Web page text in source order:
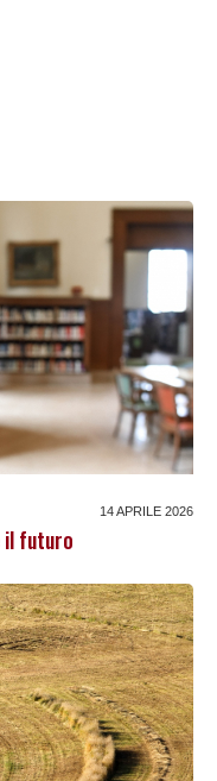
14 APRILE 2026
il futuro